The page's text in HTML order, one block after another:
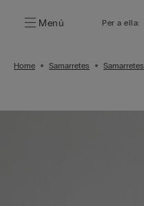
Menú Per a ella:
Home Samarretes Samarretes